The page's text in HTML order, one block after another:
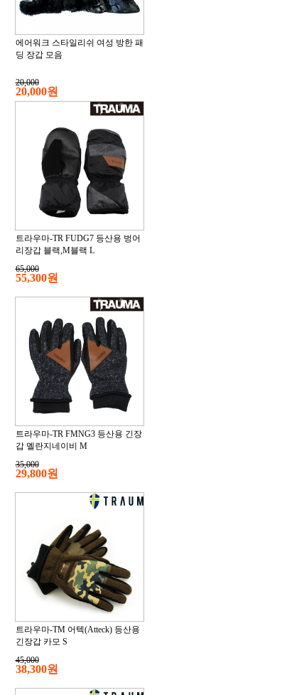
에어워크 스타일리쉬 여성 방한 패
딩 장갑 모음
20,000
20,000원
트라우마-TR FUDG7 등산용 벙어
리장갑 블랙,M블랙 L
65,000
55,300원
트라우마-TR FMNG3 등산용 긴장
갑 멜란지네이비 M
35,000
29,800원
트라우마-TM 어텍(Atteck) 등산용
긴장갑 카모 S
45,000
38,300원